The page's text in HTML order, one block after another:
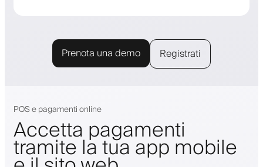
Prenota una demo Registrati
POS e pagamenti online
Accetta pagamenti
tramite la tua app mobile